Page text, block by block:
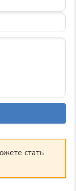
стать